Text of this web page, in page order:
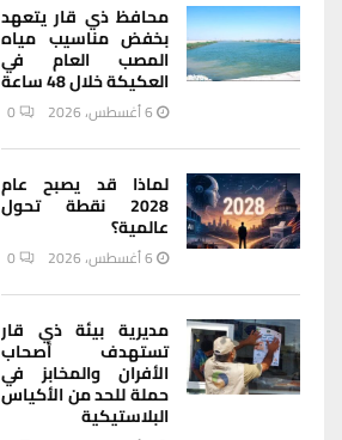
محافظ ذي قار يتعهد
بخفض مناسيب مياه
المصب العام في
العكيكة خلال 48 ساعة
6 أغسطس، 2026 0
لماذا قد يصبح عام
2028 نقطة تحول
عالمية؟
6 أغسطس، 2026 0
مديرية بيئة ذي قار
تستهدف أصحاب
الأفران والمخابز في
حملة للحد من الأكياس
البلاستيكية